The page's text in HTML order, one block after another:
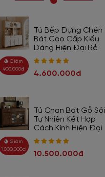
Giảm
400.000đ
Tủ Bếp Đựng Chén
Bát Cao Cấp Kiểu
Dáng Hiện Đại Rẻ
4.600.000đ
Giảm
1.000.000đ
Tủ Chạn Bát Gỗ Sồi
Tự Nhiên Kết Hợp
Cách Kính Hiện Đại
10.500.000đ